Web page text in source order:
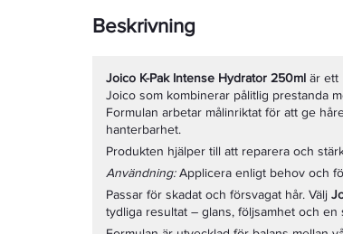
Beskrivning
Joico K-Pak Intense Hydrator 250ml är ett
Joico som kombinerar pålitlig prestanda
Formulan arbetar målinriktat för att ge
hanterbarhet.
Produkten hjälper till att reparera och
Användning:Applicera enligt behov och
Passar för skadat och försvagat hår. Välj
tydliga resultat – glans, följsamhet och en